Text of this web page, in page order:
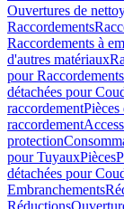
Ouvertures de
Raccordements
Raccordements à
d'autres matériaux
pour
détachées pour
raccordementPièces
raccordement
protection
pour TuyauxPièces
détachées pour
Embranchements
Réductions